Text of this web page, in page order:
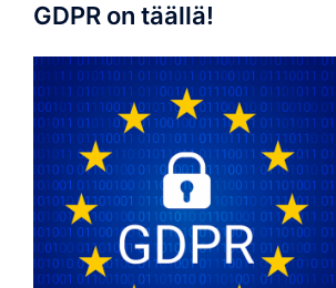
GDPR on täällä!